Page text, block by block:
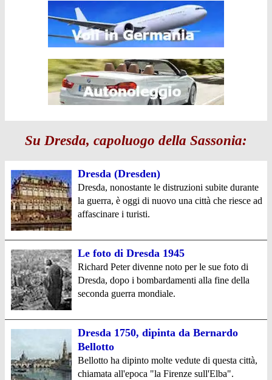
Su Dresda, capoluogo della Sassonia:
Dresda (Dresden)
Dresda, nonostante le distruzioni subite durante
la guerra, è oggi di nuovo una città che riesce ad
affascinare i turisti.
Le foto di Dresda 1945
Richard Peter divenne noto per le sue foto di
Dresda, dopo i bombardamenti alla fine della
seconda guerra mondiale.
Dresda 1750, dipinta da Bernardo
Bellotto
Bellotto ha dipinto molte vedute di questa città,
chiamata all'epoca "la Firenze sull'Elba".